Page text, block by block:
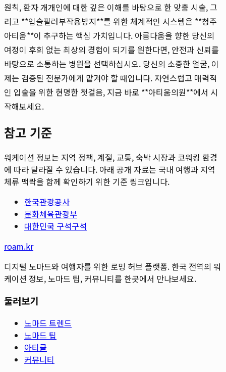
원칙, 환자 개개인에 대한 깊은 이해를 바탕으로 한 맞춤 시술, 그
리고 **입술필러부작용방지**를 위한 체계적인 시스템은 **청주
아티움**이 추구하는 핵심 가치입니다. 아름다움을 향한 당신의
여정이 후회 없는 최상의 경험이 되기를 원한다면, 안전과 신뢰를
바탕으로 소통하는 병원을 선택하십시오. 당신의 소중한 얼굴, 이
제는 검증된 전문가에게 맡겨야 할 때입니다. 자연스럽고 매력적
인 입술을 위한 현명한 첫걸음, 지금 바로 **아티움의원**에서 시
작해보세요.
참고 기준
워케이션 정보는 지역 정책, 계절, 교통, 숙박 시장과 코워킹 환경
에 따라 달라질 수 있습니다. 아래 공개 자료는 국내 여행과 지역
체류 맥락을 함께 확인하기 위한 기준 링크입니다.
한국관광공사
문화체육관광부
대한민국 구석구석
roam.kr
디지털 노마드와 여행자를 위한 로밍 허브 플랫폼. 한국 전역의 워
케이션 정보, 노마드 팁, 커뮤니티를 한곳에서 만나보세요.
둘러보기
노마드 트렌드
노마드 팁
아티클
커뮤니티